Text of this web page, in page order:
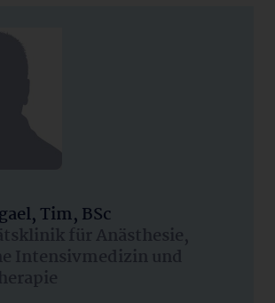
Tim, BSc
für Anästhesie,
Intensivmedizin und